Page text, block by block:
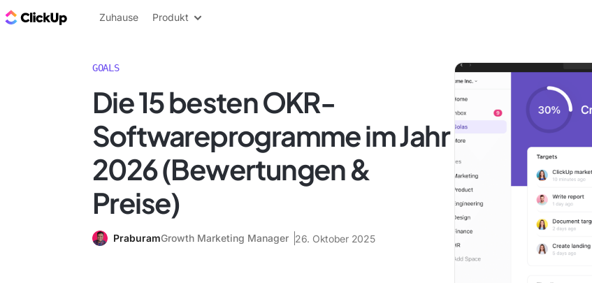
ClickUp Blog
Zuhause Produkt
GOALS
Die 15 besten OKR-
Softwareprogramme im Jahr
2026 (Bewertungen &
Preise)
PraburamGrowth Marketing Manager 26. Oktober 2025